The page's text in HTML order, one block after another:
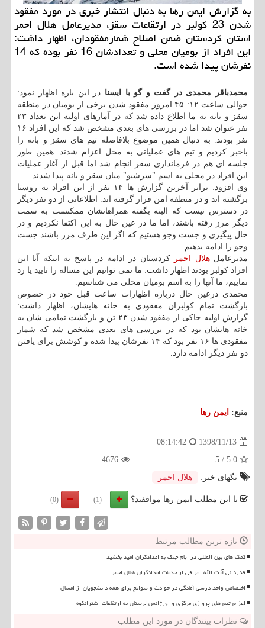
به گزارش ایمن رها به دنبال انتشار خبری در مورد مفقود
شدن 23 كولبر در ارتقاعات سقز، مدیرعامل هلال احمر
استان كردستان ضمن اصلاح شمارمفقودان، اظهار داشت:
این افراد از بومیان محلی و تعدادشان 16 نفر بوده كه 14
نفرشان پیدا شده است.
محمدباقر محمدی در گفت و گو با ایسنا در این باره اظهار نمود:
حوالی ساعت ۱۲: ۴۵ امروز مفقود شدن برخی از بومیان در منطقه
سقز و بانه به ما اطلاع داده شد كه در آمارهای اولیه این تعداد ۲۳
نفر عنوان شد اما در بررسی های بعدی مشخص شد كه این افراد ۱۶
نفر بودند. به دنبال همین موضوع بلافاصله تیم های سقز و بانه را
باخبر كردیم و تیم های عملیاتی به محل اعزام شدند. همین طور
جلسه ای هم در فرمانداری سقز انجام شد اما قبل از آغاز عملیات
این افراد در محلی به اسم "سرشیو" میان سقز و بانه پیدا شدند.
وی افزود: برابر آخرین گزارش ها ۱۴ نفر از این افراد به روستا
برگشته اند و در منطقه امن قرار گرفته اند. اطلاعاتی از دو نفر دیگر
در دسترس نیست كه البته بگفته همراهانشان ممكنست به سمت
دیگر مرز رفته باشند، اما ما در عین حال به این اكتفا نكردیم و در
حال پیگیری و جست وجو هستیم كه اگر این طرف مرز باشند جست
وجو را ادامه بدهیم.
مدیرعاملهلال احمر
كردستان در ادامه در پاسخ به اینكه آیا این
افراد كولبر بودند اظهار داشت: ما نمی توانیم این مساله را تایید یا رد
نماییم، ما آنها را به اسم بومیان محلی می شناسیم.
محمدی درعین حال درباره اظهارات ساعت قبل خود در خصوص
بازگشت تمام كولبران مفقودی به خانه هایشان، اظهار داشت:
گزارش اولیه حاكی از مفقود شدن ۲۳ تن و بازگشت تمامی شان به
خانه هایشان بود كه در بررسی های بعدی مشخص شد كه شمار
مفقودی ها ۱۶ نفر بود كه ۱۴ نفرشان پیدا شده و كوشش برای یافتن
دو نفر دیگر ادامه دارد.
منبع: ایمن رها
1398/11/13
08:14:42
5.0
/
5
4676
تگهای خبر:
هلال احمر
با این مطلب ایمن رها موافقید؟ (1)
(0)
تازه ترین مطالب مرتبط
کمک های بین المللی در ایام جنگ به امدادگران امید بخشید
قدردانی آیت الله اعرافی از خدمات امدادگران هلال احمر
اختصاص واحد درسی آمادگی در حوادث و سوانح برای همه دانشجویان از امسال
اعزام تیم های پروازی مرکزی و اورژانس لرستان به ارتفاعات اشترانکوه
نظرات بینندگان در مورد این مطلب